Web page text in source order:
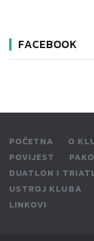
FACEBOOK
POČETNA O
POVIJEST
DUATLON I
USTROJ KLUBA
LINKOVI